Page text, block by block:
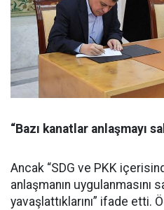
“Bazı kanatlar anlaşmayı
Ancak “SDG ve PKK
anlaşmanın uygulanmasını
yavaşlattıklarını” ifade etti.